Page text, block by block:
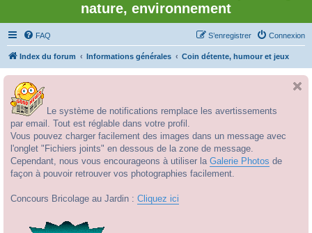
nature, environnement
FAQ Connexion
S’enregistrer
Index du forum Informations générales Coin détente, humour et jeux
Le système de notifications remplace les avertissements
par email. Tout est réglable dans votre profil.
Vous pouvez charger facilement des images dans un message avec
l'onglet "Fichiers joints" en dessous de la zone de message.
Cependant, nous vous encourageons à utiliser la Galerie Photos de
façon à pouvoir retrouver vos photographies facilement.
Concours Bricolage au Jardin : Cliquez ici